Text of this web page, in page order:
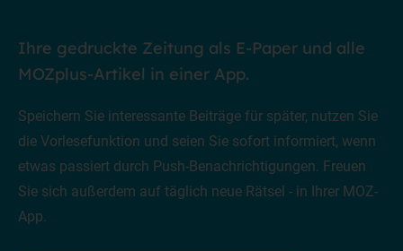
Ihre gedruckte Zeitung als E-Paper und alle
MOZplus-Artikel in einer App.
Speichern Sie interessante Beiträge für später, nutzen Sie
die Vorlesefunktion und seien Sie sofort informiert, wenn
etwas passiert durch Push-Benachrichtigungen. Freuen
Sie sich außerdem auf täglich neue Rätsel - in Ihrer MOZ-
App.